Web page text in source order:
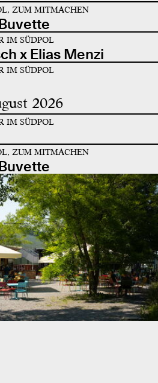
ZUM MITMACHEN
IM SÜDPOL
x Elias Menzi
IM SÜDPOL
2026
IM SÜDPOL
ZUM MITMACHEN